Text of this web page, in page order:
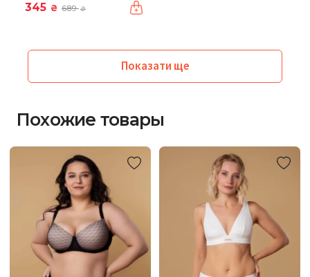
345 ₴ 689₴
Показати ще
Похожие товары